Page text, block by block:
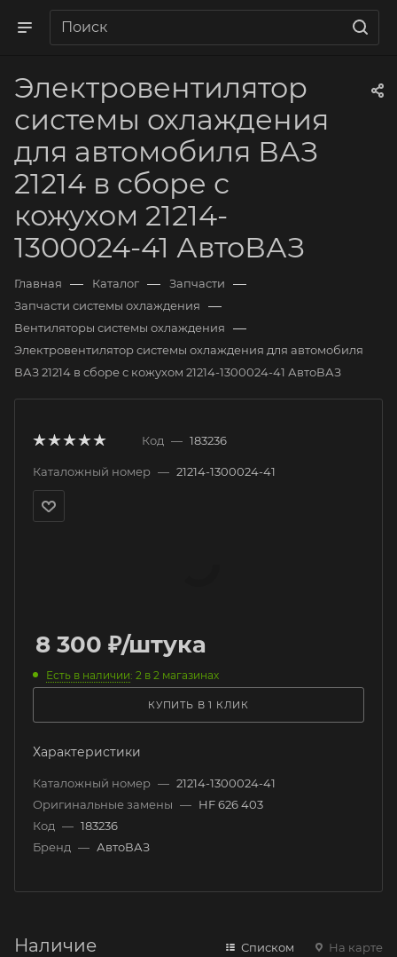
Электровентилятор
системы охлаждения
для автомобиля ВАЗ
21214 в сборе с
кожухом 21214-
1300024-41 АвтоВАЗ
Главная — Каталог — Запчасти —
Запчасти системы охлаждения —
Вентиляторы системы охлаждения —
Электровентилятор системы охлаждения для автомобиля
ВАЗ 21214 в сборе с кожухом 21214-1300024-41 АвтоВАЗ
Код — 183236
Каталожный номер — 21214-1300024-41
8 300 ₽/штука
Есть в наличии: 2 в 2 магазинах
КУПИТЬ В 1 КЛИК
Характеристики
Каталожный номер — 21214-1300024-41
Оригинальные замены — HF 626 403
Код — 183236
Бренд — АвтоВАЗ
Наличие Списком На карте